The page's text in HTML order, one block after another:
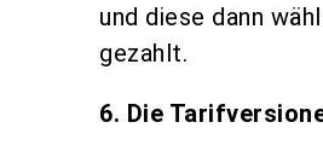
und diese dann
gezahlt.
6. Die